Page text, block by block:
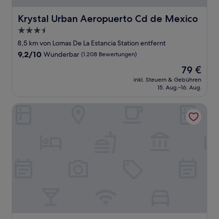
Krystal Urban Aeropuerto Cd de Mexico
Krystal Urban Aeropuerto Cd de Mexico
3.5-
Sterne-
Unterkunft
8,5 km von Lomas De La Estancia Station entfernt
9.2
9,2/10 Wunderbar (1.208 Bewertungen)
Der
Preis
beträgt
79 €
inkl. Steuern & Gebühren
15. Aug.–16. Aug.